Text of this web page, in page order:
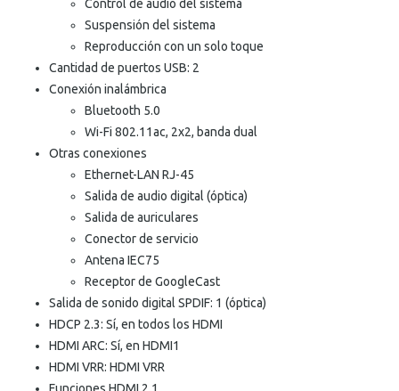
Control de audio del sistema
Suspensión del sistema
Reproducción con un solo toque
Cantidad de puertos USB: 2
Conexión inalámbrica
Bluetooth 5.0
Wi-Fi 802.11ac, 2x2, banda dual
Otras conexiones
Ethernet-LAN RJ-45
Salida de audio digital (óptica)
Salida de auriculares
Conector de servicio
Antena IEC75
Receptor de GoogleCast
Salida de sonido digital SPDIF: 1 (óptica)
HDCP 2.3: Sí, en todos los HDMI
HDMI ARC: Sí, en HDMI1
HDMI VRR: HDMI VRR